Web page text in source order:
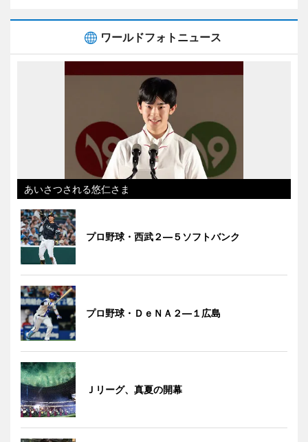
ワールドフォトニュース
あいさつされる悠仁さま
プロ野球・西武２―５ソフトバンク
プロ野球・ＤｅＮＡ２―１広島
Ｊリーグ、真夏の開幕